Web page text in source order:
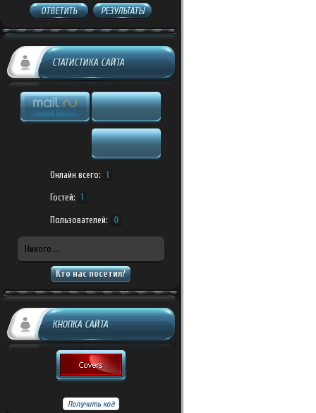
ОТВЕТИТЬ РЕЗУЛЬТАТЫ
СТАТИСТИКА САЙТА
Онлайн всего: 1
Гостей: 1
Пользователей: 0
Никого ...
Кто нас посетил?
КНОПКА САЙТА